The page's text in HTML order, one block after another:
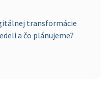
transformácie
a čo plánujeme?